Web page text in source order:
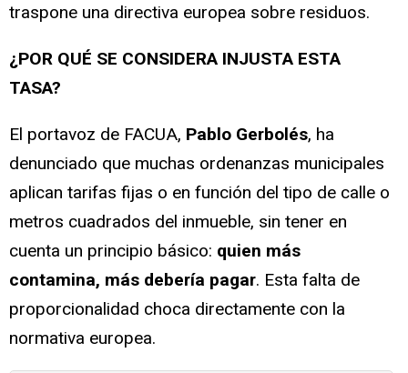
traspone una directiva europea sobre residuos.
¿POR QUÉ SE CONSIDERA INJUSTA ESTA
TASA?
El portavoz de FACUA, Pablo Gerbolés, ha
denunciado que muchas ordenanzas municipales
aplican tarifas fijas o en función del tipo de calle o
metros cuadrados del inmueble, sin tener en
cuenta un principio básico: quien más
contamina, más debería pagar. Esta falta de
proporcionalidad choca directamente con la
normativa europea.